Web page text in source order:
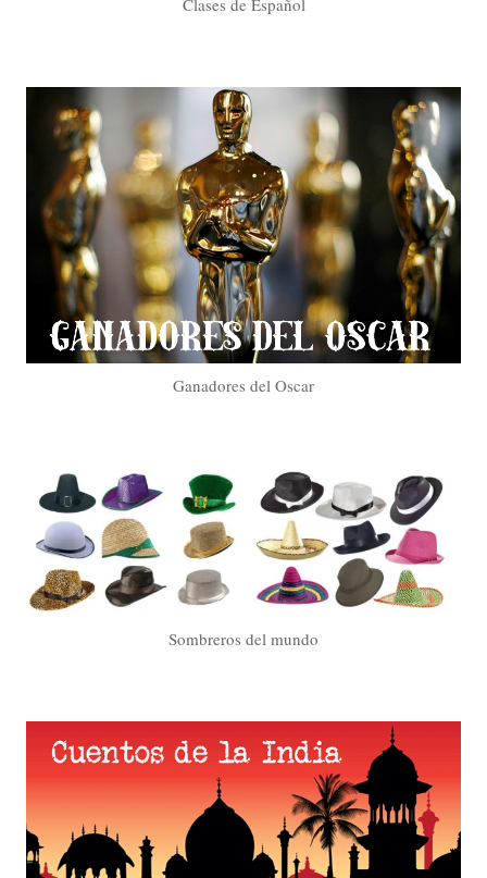
Clases de Español
Ganadores del Oscar
Sombreros del mundo